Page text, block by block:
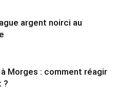
argent noirci au
à Morges : comment réagir
?